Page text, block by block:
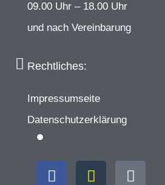
09.00 Uhr – 18.00 Uhr
und nach Vereinbarung
Rechtliches:
Impressumseite
Datenschutzerklärung